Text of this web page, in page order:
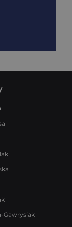
Gawrysiak